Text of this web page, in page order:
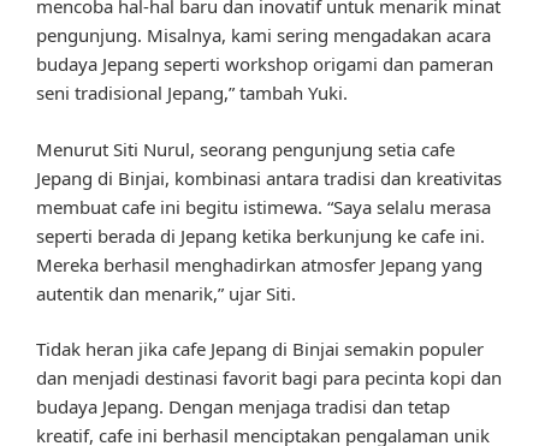
mencoba hal-hal baru dan inovatif untuk menarik minat
pengunjung. Misalnya, kami sering mengadakan acara
budaya Jepang seperti workshop origami dan pameran
seni tradisional Jepang,” tambah Yuki.
Menurut Siti Nurul, seorang pengunjung setia cafe
Jepang di Binjai, kombinasi antara tradisi dan kreativitas
membuat cafe ini begitu istimewa. “Saya selalu merasa
seperti berada di Jepang ketika berkunjung ke cafe ini.
Mereka berhasil menghadirkan atmosfer Jepang yang
autentik dan menarik,” ujar Siti.
Tidak heran jika cafe Jepang di Binjai semakin populer
dan menjadi destinasi favorit bagi para pecinta kopi dan
budaya Jepang. Dengan menjaga tradisi dan tetap
kreatif, cafe ini berhasil menciptakan pengalaman unik